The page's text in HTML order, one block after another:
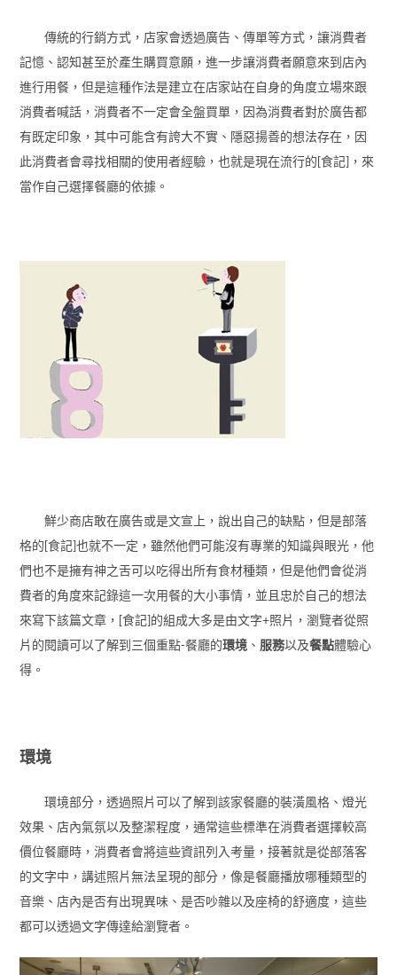
傳統的行銷方式，店家會透過廣告、傳單等方式，讓消費者
記憶、認知甚至於產生購買意願，進一步讓消費者願意來到店內
進行用餐，但是這種作法是建立在店家站在自身的角度立場來跟
消費者喊話，消費者不一定會全盤買單，因為消費者對於廣告都
有既定印象，其中可能含有誇大不實、隱惡揚善的想法存在，因
此消費者會尋找相關的使用者經驗，也就是現在流行的[食記]，來
當作自己選擇餐廳的依據。
鮮少商店敢在廣告或是文宣上，說出自己的缺點，但是部落
格的[食記]也就不一定，雖然他們可能沒有專業的知識與眼光，他
們也不是擁有神之舌可以吃得出所有食材種類，但是他們會從消
費者的角度來記錄這一次用餐的大小事情，並且忠於自己的想法
來寫下該篇文章，[食記]的組成大多是由文字+照片，瀏覽者從照
片的閱讀可以了解到三個重點-餐廳的環境、 服務以及餐點體驗心
得。
環境
環境部分，透過照片可以了解到該家餐廳的裝潢風格、燈光
效果、店內氣氛以及整潔程度，通常這些標準在消費者選擇較高
價位餐廳時，消費者會將這些資訊列入考量，接著就是從部落客
的文字中，講述照片無法呈現的部分，像是餐廳播放哪種類型的
音樂、店內是否有出現異味、是否吵雜以及座椅的舒適度，這些
都可以透過文字傳達給瀏覽者。